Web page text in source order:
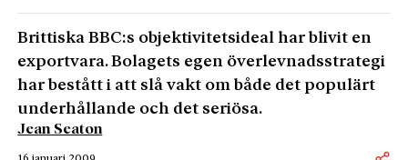
Brittiska BBC:s objektivitetsideal har blivit en
exportvara. Bolagets egen överlevnadsstrategi
har bestått i att slå vakt om både det populärt
underhållande och det seriösa.
Jean Seaton